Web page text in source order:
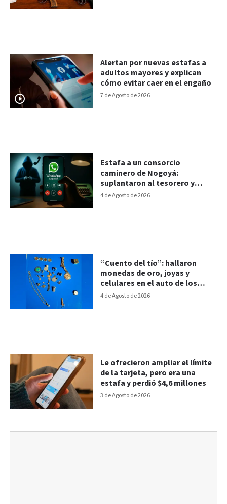
7 de Agosto de 2026
Alertan por nuevas estafas a
adultos mayores y explican
cómo evitar caer en el engaño
4 de Agosto de 2026
Estafa a un consorcio
caminero de Nogoyá:
suplantaron al tesorero y
transfirieron casi $90 millones
4 de Agosto de 2026
“Cuento del tío”: hallaron
monedas de oro, joyas y
celulares en el auto de los
detenidos
3 de Agosto de 2026
Le ofrecieron ampliar el límite
de la tarjeta, pero era una
estafa y perdió $4,6 millones